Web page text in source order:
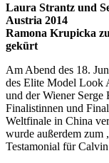
Laura Strantz und
Austria 2014
Ramona Krupicka
gekürt
Am Abend des 18.
des Elite Model Look
und der Wiener Serge
Finalistinnen und
Weltfinale in China
wurde außerdem zum
Testamonial für